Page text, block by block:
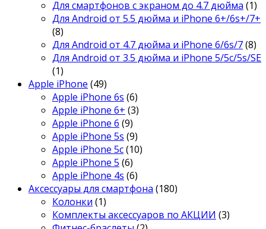
Для смартфонов с экраном до 4.7 дюйма (1)
Для Android от 5.5 дюйма и iPhone 6+/6s+/7+
(8)
Для Android от 4.7 дюйма и iPhone 6/6s/7(8)
Для Android от 3.5 дюйма и iPhone 5/5c/5s/SE
(1)
Apple iPhone (49)
Apple iPhone 6s (6)
Apple iPhone 6+ (3)
Apple iPhone 6 (9)
Apple iPhone 5s (9)
Apple iPhone 5c(10)
Apple iPhone 5 (6)
Apple iPhone 4s (6)
Аксессуары для смартфона (180)
Колонки (1)
Комплекты аксессуаров по АКЦИИ (3)